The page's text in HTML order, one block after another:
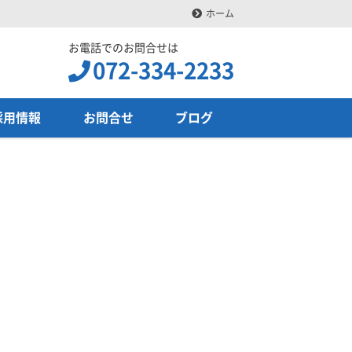
ホーム
お電話でのお問合せは
072-334-2233
用情報 お問合せ ブログ